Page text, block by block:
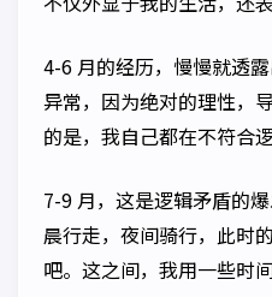
4-6 月的经历，慢慢就透
异常，因为绝对的理性，
的是，我自己都在不符合
7-9 月，这是逻辑矛盾的
晨行走，夜间骑行，此时
吧。这之间，我用一些时